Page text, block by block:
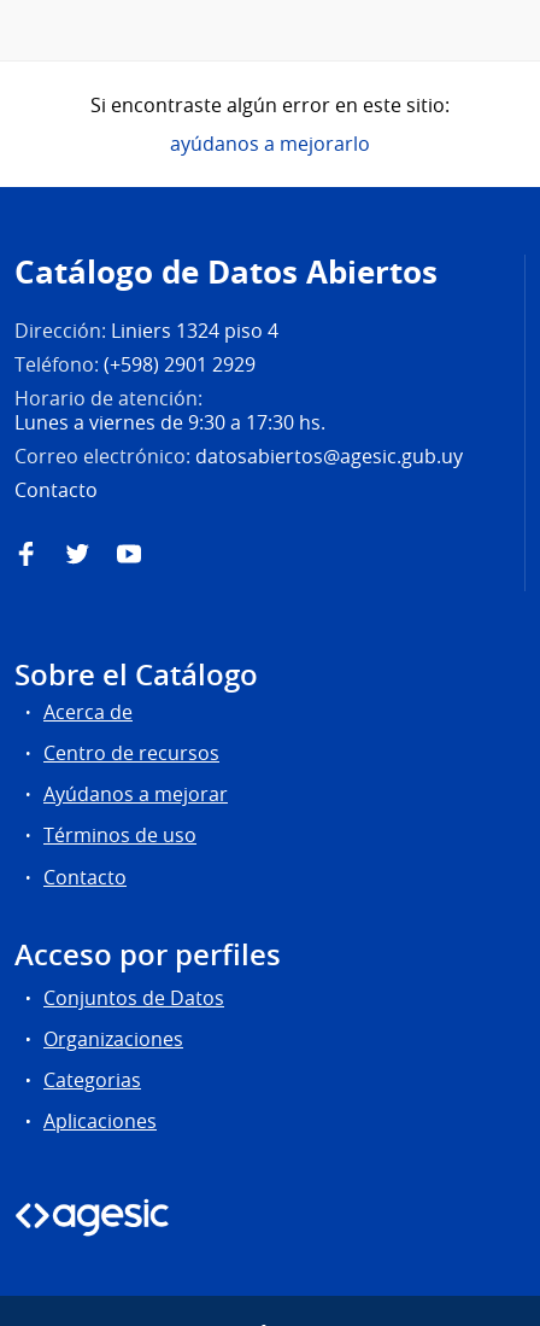
Si encontraste algún error en este sitio:
ayúdanos a mejorarlo
de
página
Catálogo de Datos Abiertos
Dirección: Liniers 1324 piso 4
Teléfono: (+598) 2901 2929
Horario de atención:
Lunes a viernes de 9:30 a 17:30 hs.
Correo electrónico: datosabiertos@agesic.gub.uy
Contacto
FacebookTwitterYouTube
Sobre el Catálogo
Acerca de
Centro de recursos
Ayúdanos a mejorar
Términos de uso
Contacto
Acceso por perfiles
Conjuntos de Datos
Organizaciones
Categorias
Aplicaciones